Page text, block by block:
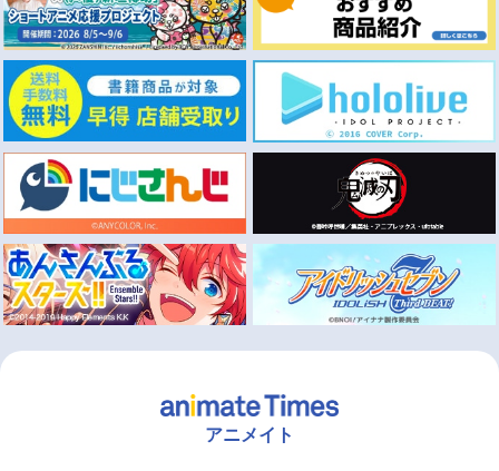
アニメイト